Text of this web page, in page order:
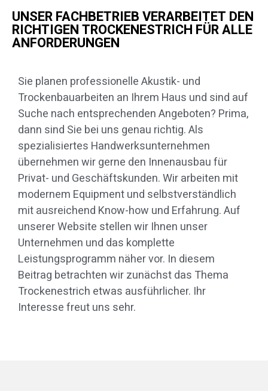
UNSER FACHBETRIEB VERARBEITET DEN
RICHTIGEN TROCKENESTRICH FÜR ALLE
ANFORDERUNGEN
Sie planen professionelle Akustik- und
Trockenbauarbeiten an Ihrem Haus und sind auf
Suche nach entsprechenden Angeboten? Prima,
dann sind Sie bei uns genau richtig. Als
spezialisiertes Handwerksunternehmen
übernehmen wir gerne den Innenausbau für
Privat- und Geschäftskunden. Wir arbeiten mit
modernem Equipment und selbstverständlich
mit ausreichend Know-how und Erfahrung. Auf
unserer Website stellen wir Ihnen unser
Unternehmen und das komplette
Leistungsprogramm näher vor. In diesem
Beitrag betrachten wir zunächst das Thema
Trockenestrich etwas ausführlicher. Ihr
Interesse freut uns sehr.